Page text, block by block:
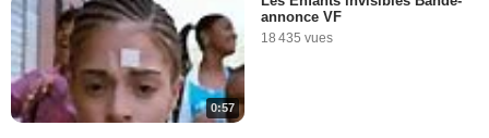
0:57
annonce VF
18 435 vues